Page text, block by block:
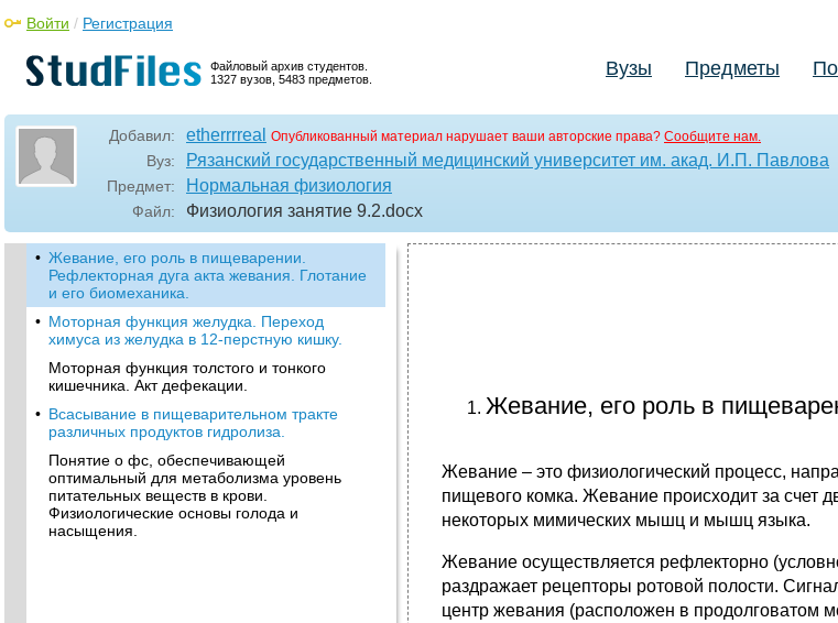
Файловый архив студентов.
1327 вузов, 5483 предметов.
Войти / Регистрация
Вузы Предметы
Добавил: etherrrreal Опубликованный материал нарушает ваши авторские права? Сообщите нам.
Вуз: Рязанский государственный медицинский университет им. акад. И.П. Павлова
Предмет: Нормальная физиология
Файл: Физиология занятие 9.2.docx
• Жевание, его роль в пищеварении.
Рефлекторная дуга акта жевания. Глотание
и его биомеханика.
• Моторная функция желудка. Переход
химуса из желудка в 12-перстную кишку.
Моторная функция толстого и тонкого
кишечника. Акт дефекации.
• Всасывание в пищеварительном тракте
различных продуктов гидролиза.
Понятие о фс, обеспечивающей
оптимальный для метаболизма уровень
питательных веществ в крови.
Физиологические основы голода и
насыщения.
Жевание, его роль в
Жевание – это физиологический процесс,
пищевого комка. Жевание происходит за счет
некоторых мимических мышц и мышц языка.
Жевание осуществляется рефлекторно
раздражает рецепторы ротовой полости.
центр жевания (расположен в продолговатом